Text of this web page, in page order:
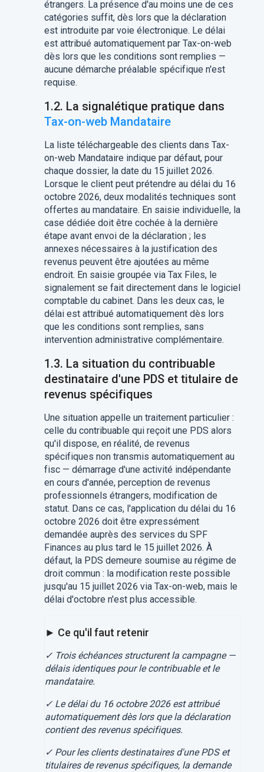
étrangers. La présence d'au moins une de ces
catégories suffit, dès lors que la déclaration
est introduite par voie électronique. Le délai
est attribué automatiquement par Tax-on-web
dès lors que les conditions sont remplies —
aucune démarche préalable spécifique n'est
requise.
1.2. La signalétique pratique dans
Tax-on-web Mandataire
La liste téléchargeable des clients dans Tax-
on-web Mandataire indique par défaut, pour
chaque dossier, la date du 15 juillet 2026.
Lorsque le client peut prétendre au délai du 16
octobre 2026, deux modalités techniques sont
offertes au mandataire. En saisie individuelle, la
case dédiée doit être cochée à la dernière
étape avant envoi de la déclaration ; les
annexes nécessaires à la justification des
revenus peuvent être ajoutées au même
endroit. En saisie groupée via Tax Files, le
signalement se fait directement dans le logiciel
comptable du cabinet. Dans les deux cas, le
délai est attribué automatiquement dès lors
que les conditions sont remplies, sans
intervention administrative complémentaire.
1.3. La situation du contribuable
destinataire d'une PDS et titulaire de
revenus spécifiques
Une situation appelle un traitement particulier :
celle du contribuable qui reçoit une PDS alors
qu'il dispose, en réalité, de revenus
spécifiques non transmis automatiquement au
fisc — démarrage d'une activité indépendante
en cours d'année, perception de revenus
professionnels étrangers, modification de
statut. Dans ce cas, l'application du délai du 16
octobre 2026 doit être expressément
demandée auprès des services du SPF
Finances au plus tard le 15 juillet 2026. À
défaut, la PDS demeure soumise au régime de
droit commun : la modification reste possible
jusqu'au 15 juillet 2026 via Tax-on-web, mais le
délai d'octobre n'est plus accessible.
► Ce qu'il faut retenir
✓ Trois échéances structurent la campagne —
délais identiques pour le contribuable et le
mandataire.
✓ Le délai du 16 octobre 2026 est attribué
automatiquement dès lors que la déclaration
contient des revenus spécifiques.
✓ Pour les clients destinataires d'une PDS et
titulaires de revenus spécifiques, la demande